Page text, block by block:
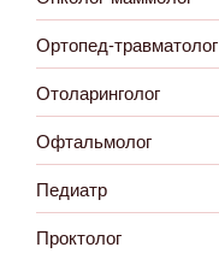
Ортопед-травматолог
Отоларинголог
Офтальмолог
Педиатр
Проктолог